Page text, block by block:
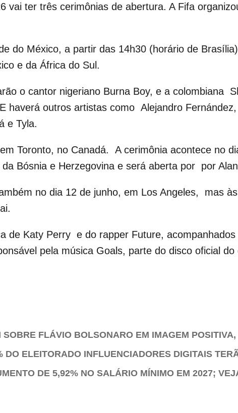
vai ter três cerimônias de abertura. A Fifa
do México, a partir das 14h30 (horário de
e da África do Sul.
o cantor nigeriano Burna Boy, e a colombiana
haverá outros artistas como Alejandro
e Tyla.
Toronto, no Canadá. A cerimônia acontece no
Bósnia e Herzegovina e será aberta por por
no dia 12 de junho, em Los Angeles, mas
de Katy Perry e do rapper Future,
pela música Goals, parte do disco oficial do
FLÁVIO BOLSONARO EM IMAGEM
DO ELEITORADO INFLUENCIADORES DIGITAIS
DE 5,92% NO SALÁRIO MÍNIMO EM 2027;